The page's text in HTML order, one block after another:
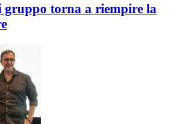
gruppo torna a riempire la